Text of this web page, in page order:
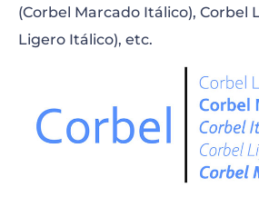
(Corbel Marcado Itálico), Corbel
Ligero Itálico), etc.